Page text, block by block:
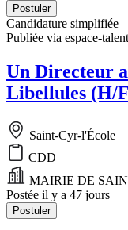
Postuler
Candidature simplifiée
Publiée via espace-
Un Directeur
Libellules (H/
Saint-Cyr-l'École
CDD
MAIRIE DE
Postée il y a 47 jours
Postuler